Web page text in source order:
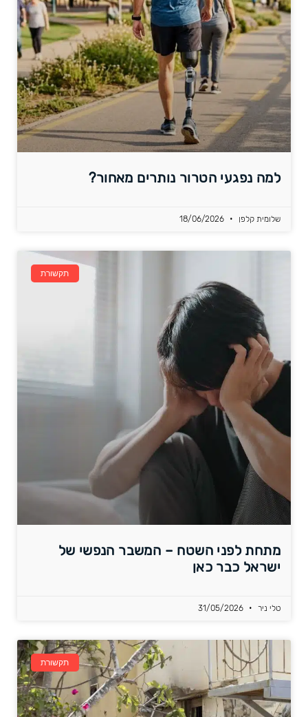
למה נפגעי הטרור נותרים מאחור?
שלומית קלפן
תקשורת
מתחת לפני השטח – המשבר הנפשי של
ישראל כבר כאן
טלי ניר
תקשורת